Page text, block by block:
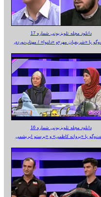
دانلود مجله تلویزیونی شماره 17
با «شریفیان مهر»‌و «دلنوا» / مهتاب‌نوردی
دانلود مجله تلویزیونی شماره 16